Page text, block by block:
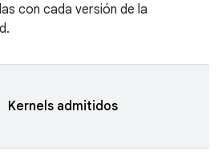
con cada versión de la
Kernels admitidos